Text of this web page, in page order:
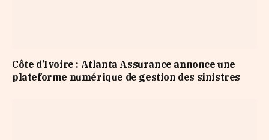
Côte d’Ivoire : Atlanta Assurance annonce une
plateforme numérique de gestion des sinistres